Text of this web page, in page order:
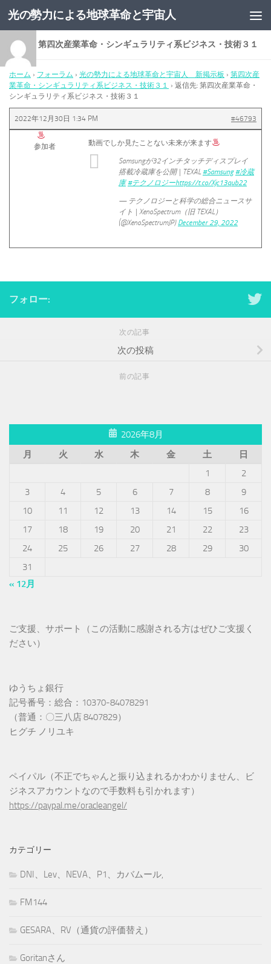
コンテンツへスキップ
光の勢力による地球革命と宇宙人
返信先: 第四次産業革命・シンギュラリティ系ビジネス・技術３１
ホーム › フォーラム › 光の勢力による地球革命と宇宙人 新掲示板 › 第四次産
業革命・シンギュラリティ系ビジネス・技術３１ › 返信先: 第四次産業革命・
シンギュラリティ系ビジネス・技術３１
2022年12月30日 1:34 PM #46793
参加者 動画でしか見たことない未来が来ます
Samsungが32インチタッチディスプレイ
搭載冷蔵庫を公開 | TEXAL#Samsung #冷蔵
庫 #テクノロジーhttps://t.co/Xjc13qub22
— テクノロジーと科学の総合ニュースサ
イト | XenoSpectrum（旧 TEXAL）
(@XenoSpectrumJP) December 29, 2022
フォロー:
次の記事
次の投稿
前の記事
2026年8月
月
火 水 木 金 土
日
1
2
3
4 5 6 7 8
9
10
11 12 13 14 15
16
17
18 19 20 21 22
23
24
25 26 27 28 29
30
31
« 12月
ご支援、サポート（この活動に感謝される方はぜひご支援く
ださい）
ゆうちょ銀行
記号番号：総合：10370-84078291
（普通：〇三八店 8407829）
ヒグチ ノリユキ
ペイパル（不正でちゃんと振り込まれるかわかりません、ビ
ジネスアカウントなので手数料も引かれます）
https://paypal.me/oracleangel/
カテゴリー
DNI、Lev、NEVA、P1、カバムール,
FM144
GESARA、RV（通貨の評価替え）
Goritanさん